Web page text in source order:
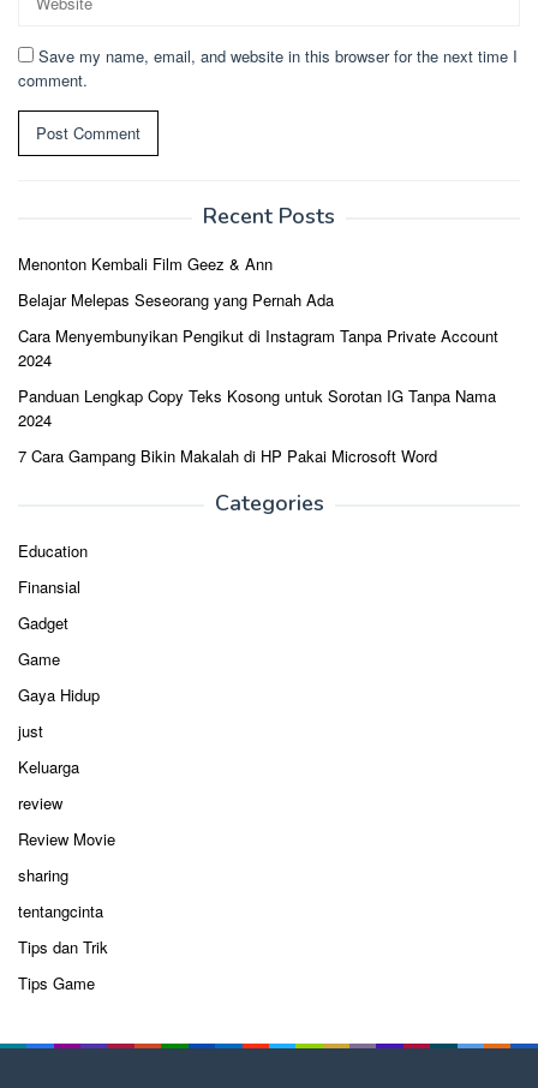
Save my name, email, and website in this browser for the next time I
comment.
Recent Posts
Menonton Kembali Film Geez & Ann
Belajar Melepas Seseorang yang Pernah Ada
Cara Menyembunyikan Pengikut di Instagram Tanpa Private Account
2024
Panduan Lengkap Copy Teks Kosong untuk Sorotan IG Tanpa Nama
2024
7 Cara Gampang Bikin Makalah di HP Pakai Microsoft Word
Categories
Education
Finansial
Gadget
Game
Gaya Hidup
just
Keluarga
review
Review Movie
sharing
tentangcinta
Tips dan Trik
Tips Game